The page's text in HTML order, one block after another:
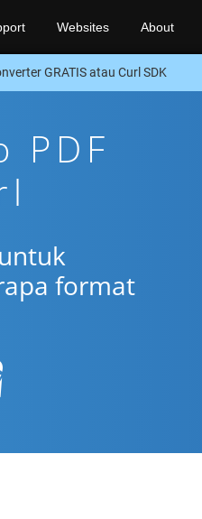
Websites About
GRATIS atau Curl SDK
PDF
format